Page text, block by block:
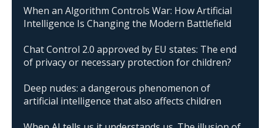
When an Algorithm Controls War: How Artificial
Intelligence Is Changing the Modern Battlefield
Chat Control 2.0 approved by EU states: The end
of privacy or necessary protection for children?
Deep nudes: a dangerous phenomenon of
artificial intelligence that also affects children